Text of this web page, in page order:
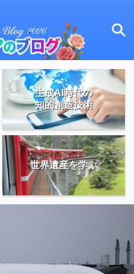
生成AI時代の
知的創造技術
世界遺産を学ぶ